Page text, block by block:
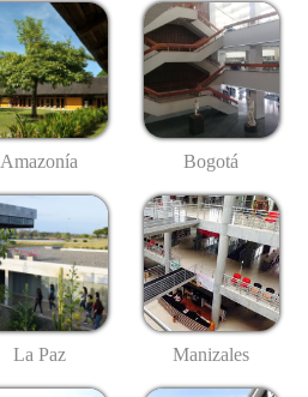
Amazonía Bogotá
La Paz Manizales